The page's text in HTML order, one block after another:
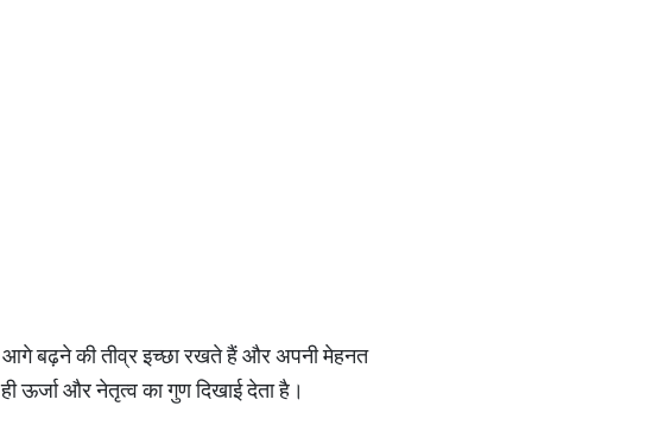
आगे बढ़ने की तीव्र इच्छा रखते हैं और अपनी मेहनत
ऊर्जा और नेतृत्व का गुण दिखाई देता है।